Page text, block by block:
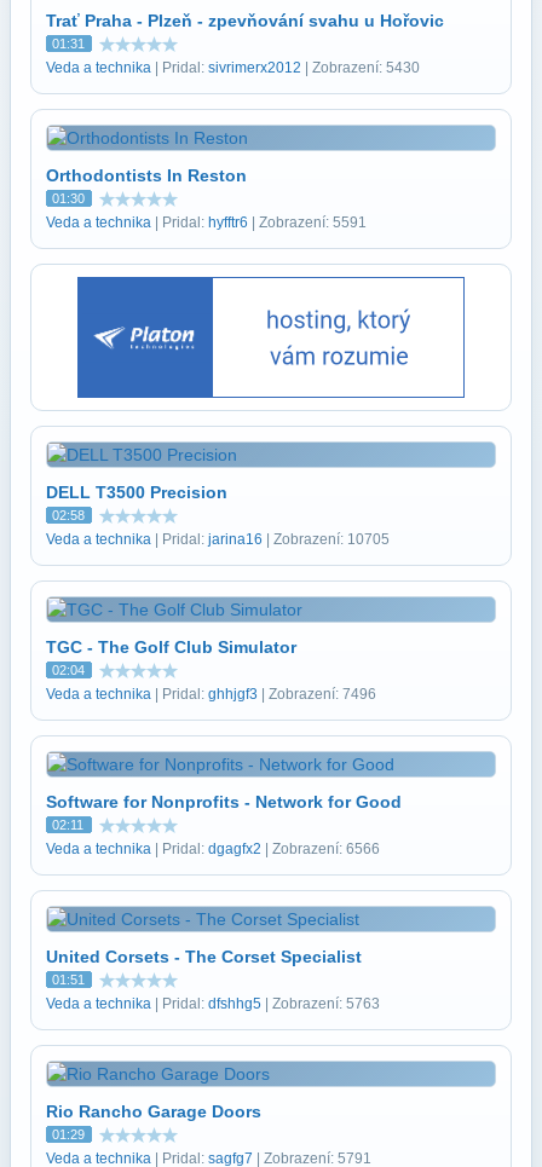
Trať Praha - Plzeň - zpevňování svahu u Hořovic
01:31
Veda a technika | Pridal: sivrimerx2012 | Zobrazení: 5430
Orthodontists In Reston
01:30
Veda a technika | Pridal: hyfftr6 | Zobrazení: 5591
DELL T3500 Precision
02:58
Veda a technika | Pridal: jarina16 | Zobrazení: 10705
TGC - The Golf Club Simulator
02:04
Veda a technika | Pridal: ghhjgf3 | Zobrazení: 7496
Software for Nonprofits - Network for Good
02:11
Veda a technika | Pridal: dgagfx2 | Zobrazení: 6566
United Corsets - The Corset Specialist
01:51
Veda a technika | Pridal: dfshhg5 | Zobrazení: 5763
Rio Rancho Garage Doors
01:29
Veda a technika | Pridal: sagfg7 | Zobrazení: 5791